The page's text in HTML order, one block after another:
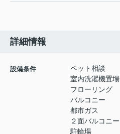
詳細情報
設備条件
ペット相談
室内洗濯機置場
フローリング
バルコニー
都市ガス
２面バルコニー
駐輪場